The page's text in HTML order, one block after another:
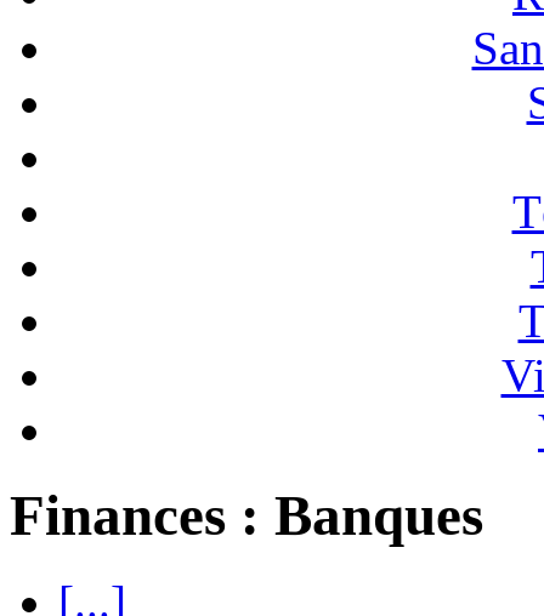
Finances : Banques
[...]